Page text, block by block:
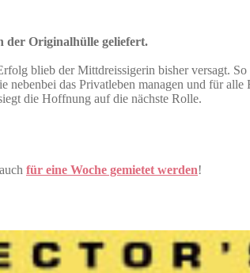
der Originalhülle geliefert.
blieb der Mittdreissigerin bisher versagt.
das Privatleben managen und für
die Hoffnung auf die nächste Rolle.
für eine Woche gemietet werden!